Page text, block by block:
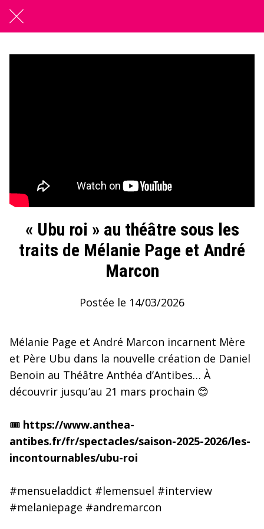
« Ubu roi » au théâtre sous les
traits de Mélanie Page et André
Marcon
Postée le 14/03/2026
Mélanie Page et André Marcon incarnent Mère
et Père Ubu dans la nouvelle création de Daniel
Benoin au Théâtre Anthéa d’Antibes… À
découvrir jusqu’au 21 mars prochain 😊
🎟️ https://www.anthea-
antibes.fr/fr/spectacles/saison-2025-2026/les-
incontournables/ubu-roi
#mensueladdict #lemensuel #interview
#melaniepage #andremarcon